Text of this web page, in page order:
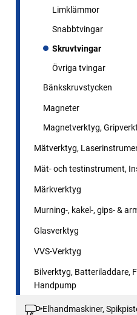
Limklämmor
Snabbtvingar
Skruvtvingar
Övriga tvingar
Bänkskruvstycken
Magneter
Magnetverktyg,
Mätverktyg,
Mät- och testinstrument,
Märkverktyg
Murning-, kakel-, gips- &
Glasverktyg
VVS-Verktyg
Bilverktyg, Batteriladdare,
Handpump
Elhandmaskiner,